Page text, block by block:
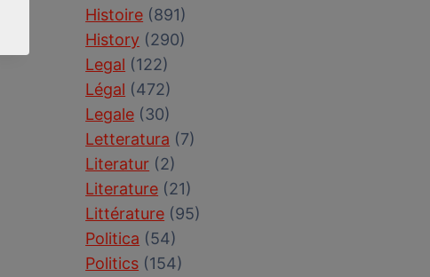
Histoire (891)
History (290)
Legal (122)
Légal (472)
Legale (30)
Letteratura (7)
Literatur (2)
Literature (21)
Littérature (95)
Politica (54)
Politics (154)